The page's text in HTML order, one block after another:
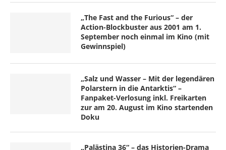
„The Fast and the Furious“ – der
Action-Blockbuster aus 2001 am 1.
September noch einmal im Kino (mit
Gewinnspiel)
„Salz und Wasser – Mit der legendären
Polarstern in die Antarktis“ –
Fanpaket-Verlosung inkl. Freikarten
zur am 20. August im Kino startenden
Doku
„Palästina 36“ – das Historien-Drama